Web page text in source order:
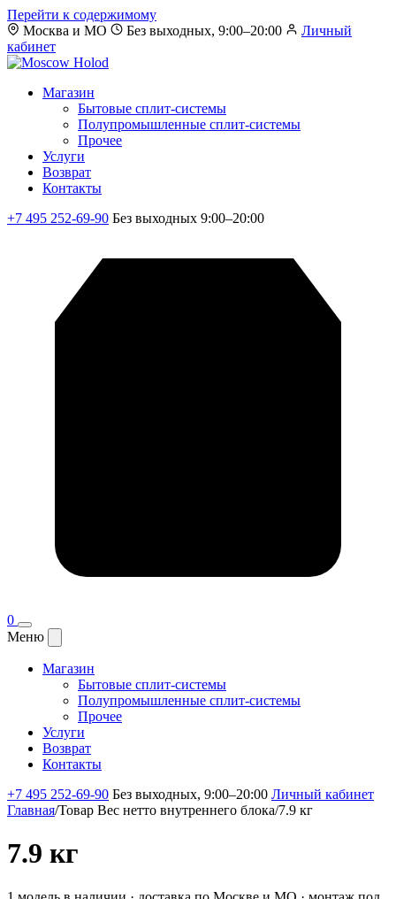
Перейти к содержимому
Москва и МО
Без выходных, 9:00–20:00
Личный
кабинет
Магазин
Бытовые сплит-системы
Полупромышленные сплит-системы
Прочее
Услуги
Возврат
Контакты
+7 495 252-69-90 Без выходных 9:00–20:00
0
Меню
Магазин
Бытовые сплит-системы
Полупромышленные сплит-системы
Прочее
Услуги
Возврат
Контакты
+7 495 252-69-90 Без выходных, 9:00–20:00 Личный кабинет
Главная/Товар Вес нетто внутреннего блока/7.9 кг
7.9 кг